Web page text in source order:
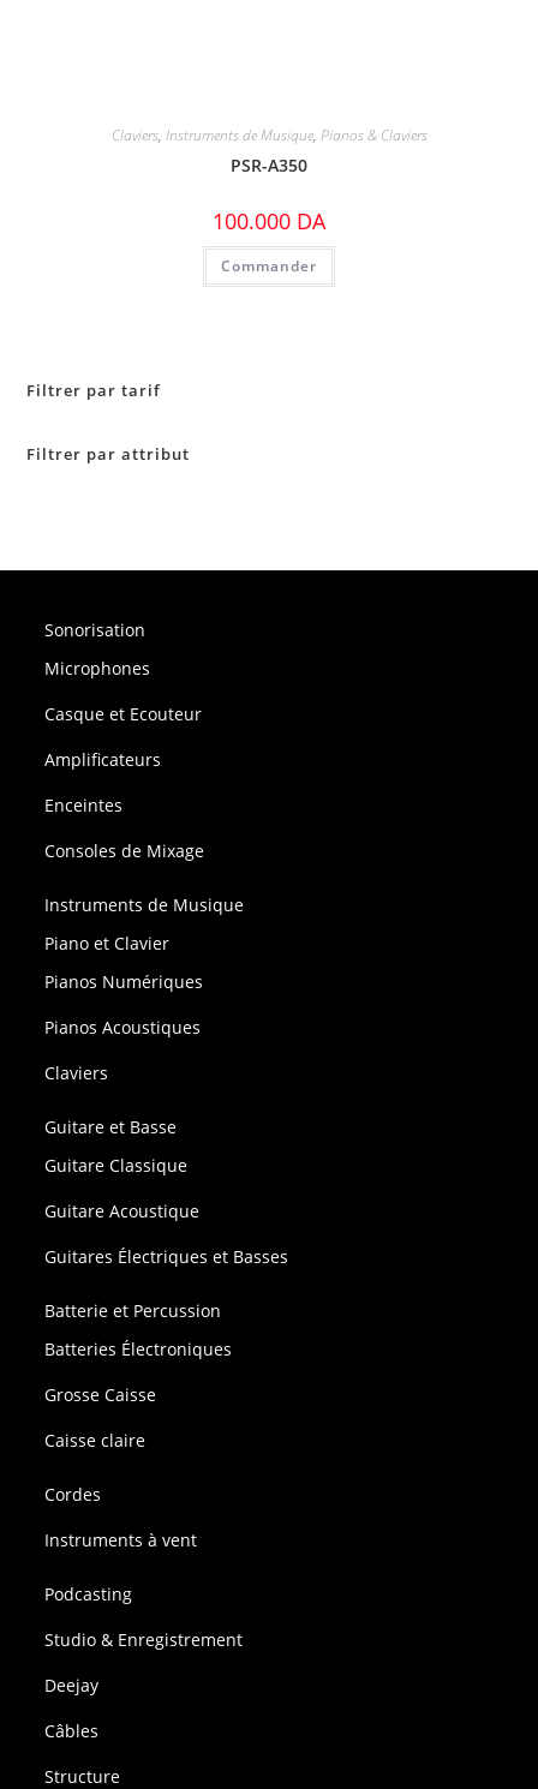
Claviers, Instruments de Musique, Pianos & Claviers
PSR-A350
100.000 DA
Commander
Filtrer par tarif
Filtrer par attribut
Sonorisation
Microphones
Casque et Ecouteur
Amplificateurs
Enceintes
Consoles de Mixage
Instruments de Musique
Piano et Clavier
Pianos Numériques
Pianos Acoustiques
Claviers
Guitare et Basse
Guitare Classique
Guitare Acoustique
Guitares Électriques et Basses
Batterie et Percussion
Batteries Électroniques
Grosse Caisse
Caisse claire
Cordes
Instruments à vent
Podcasting
Studio & Enregistrement
Deejay
Câbles
Structure